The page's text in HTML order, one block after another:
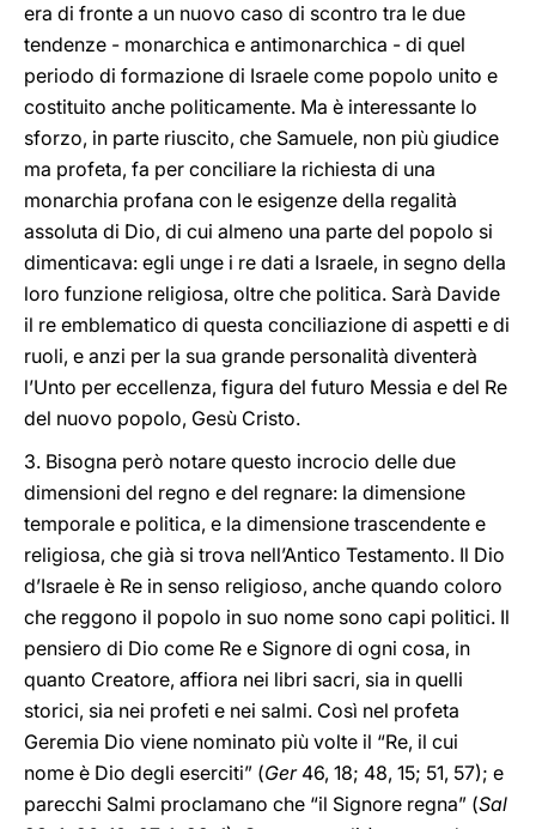
era di fronte a un nuovo caso di scontro tra le due
tendenze - monarchica e antimonarchica - di quel
periodo di formazione di Israele come popolo unito e
costituito anche politicamente. Ma è interessante lo
sforzo, in parte riuscito, che Samuele, non più giudice
ma profeta, fa per conciliare la richiesta di una
monarchia profana con le esigenze della regalità
assoluta di Dio, di cui almeno una parte del popolo si
dimenticava: egli unge i re dati a Israele, in segno della
loro funzione religiosa, oltre che politica. Sarà Davide
il re emblematico di questa conciliazione di aspetti e di
ruoli, e anzi per la sua grande personalità diventerà
l’Unto per eccellenza, figura del futuro Messia e del Re
del nuovo popolo, Gesù Cristo.
3. Bisogna però notare questo incrocio delle due
dimensioni del regno e del regnare: la dimensione
temporale e politica, e la dimensione trascendente e
religiosa, che già si trova nell’Antico Testamento. Il Dio
d’Israele è Re in senso religioso, anche quando coloro
che reggono il popolo in suo nome sono capi politici. Il
pensiero di Dio come Re e Signore di ogni cosa, in
quanto Creatore, affiora nei libri sacri, sia in quelli
storici, sia nei profeti e nei salmi. Così nel profeta
Geremia Dio viene nominato più volte il “Re, il cui
nome è Dio degli eserciti” (Ger46, 18; 48, 15; 51, 57); e
parecchi Salmi proclamano che “il Signore regna” (Sal